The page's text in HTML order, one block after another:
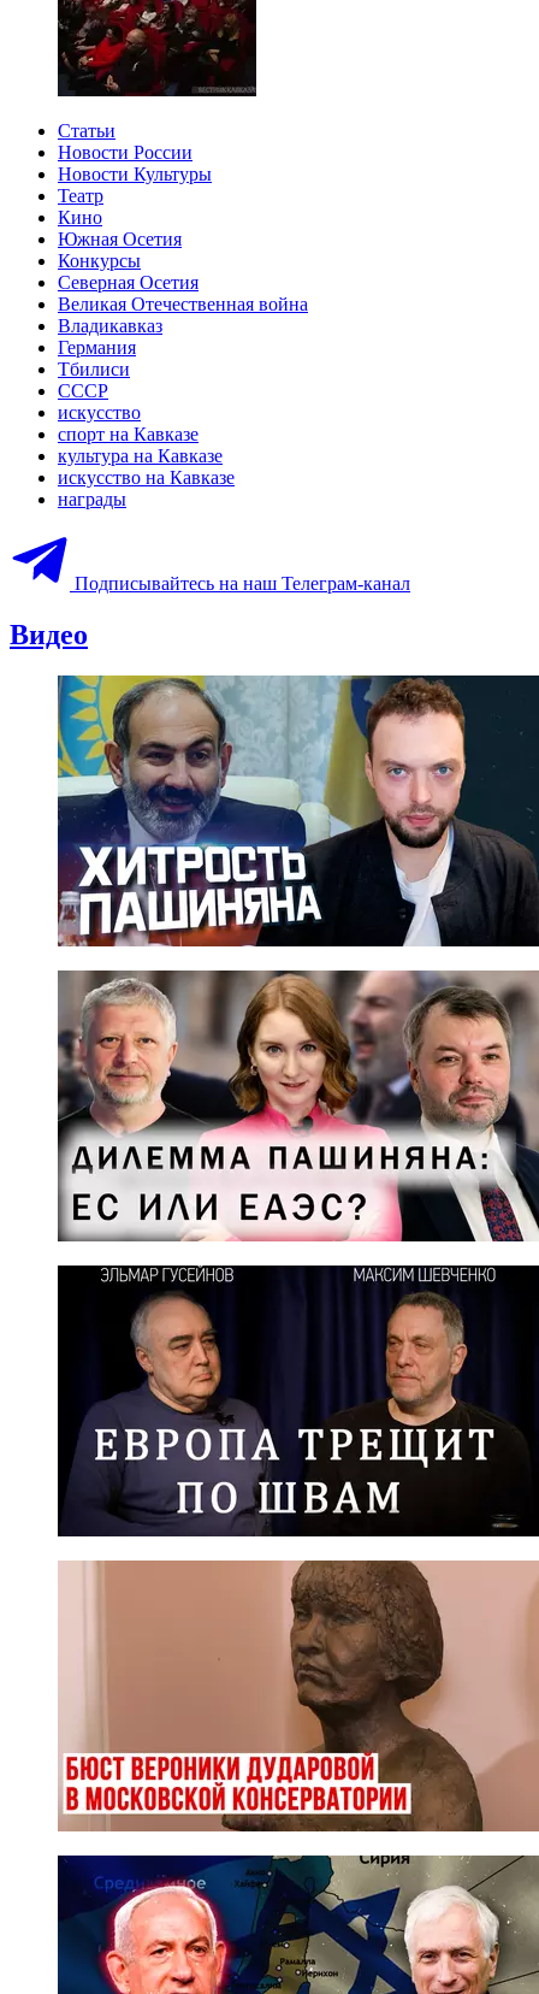
Статьи
Новости России
Новости Культуры
Театр
Кино
Южная Осетия
Конкурсы
Северная Осетия
Великая Отечественная война
Владикавказ
Германия
Тбилиси
СССР
искусство
спорт на Кавказе
культура на Кавказе
искусство на Кавказе
награды
Подписывайтесь на наш Телеграм-канал
Видео